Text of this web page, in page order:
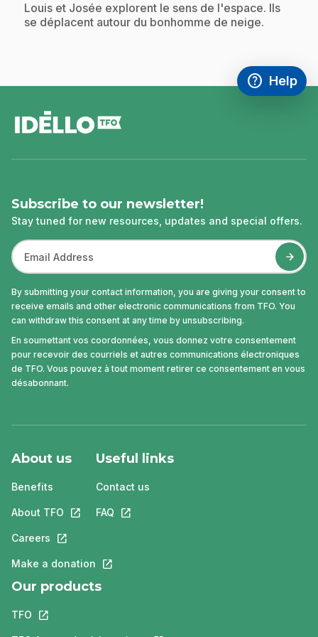
.Louis et Josée explorent le sens de l'espace. Ils
se déplacent autour du bonhomme de neige.
help
Access
Help
,This link
Subscribe to our newsletter!
Stay tuned for new resources, updates and special offers.
By submitting your contact information, you are giving your consent to
receive emails and other electronic communications from TFO. You
can withdraw this consent at any time by unsubscribing.
En soumettant vos coordonnées, vous donnez votre consentement
pour recevoir des courriels et autres communications électroniques
de TFO. Vous pouvez à tout moment retirer ce consentement en vous
désabonnant.
About us
Benefits
About TFO This link will open in a new tab.
Careers This link will open in a new tab.
Make a donation This link will open in a new tab.
Useful links
Contact us
FAQ This link will open in a new tab.
Our products
TFO This link will open in a new tab.